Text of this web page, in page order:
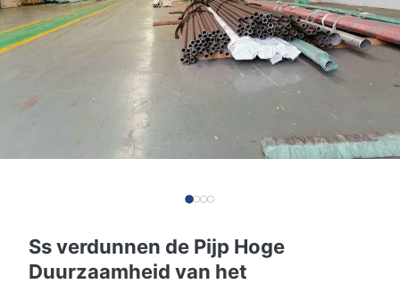
Ss verdunnen de Pijp Hoge
Duurzaamheid van het